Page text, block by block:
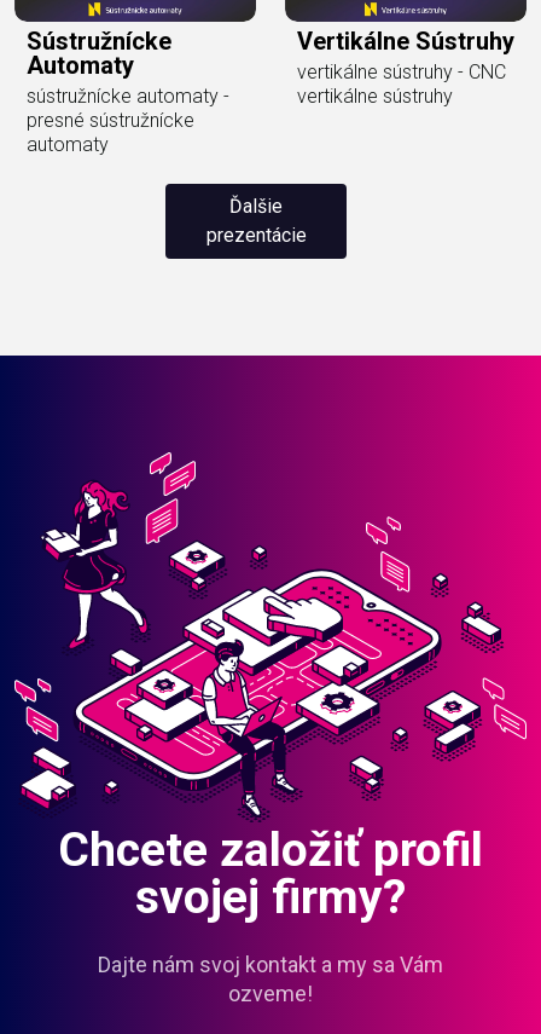
Sústružnícke
Automaty
sústružnícke automaty -
presné sústružnícke
automaty
Vertikálne Sústruhy
vertikálne sústruhy - CNC
vertikálne sústruhy
Ďalšie
prezentácie
Chcete založiť profil
svojej firmy?
Dajte nám svoj kontakt a my sa Vám
ozveme!